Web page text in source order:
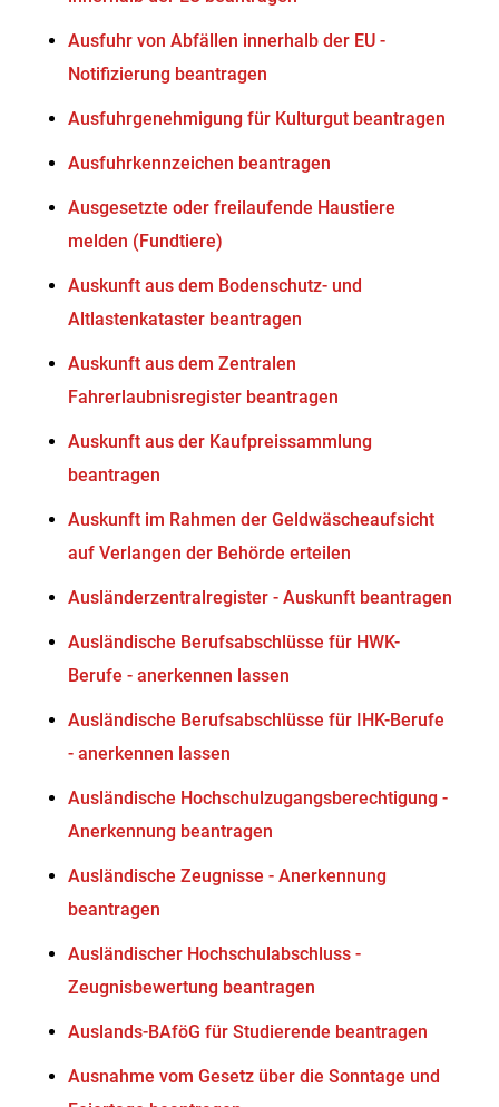
Ausfuhr von Abfällen innerhalb der EU -
Notifizierung beantragen
Ausfuhrgenehmigung für Kulturgut beantragen
Ausfuhrkennzeichen beantragen
Ausgesetzte oder freilaufende Haustiere
melden (Fundtiere)
Auskunft aus dem Bodenschutz- und
Altlastenkataster beantragen
Auskunft aus dem Zentralen
Fahrerlaubnisregister beantragen
Auskunft aus der Kaufpreissammlung
beantragen
Auskunft im Rahmen der Geldwäscheaufsicht
auf Verlangen der Behörde erteilen
Ausländerzentralregister - Auskunft beantragen
Ausländische Berufsabschlüsse für HWK-
Berufe - anerkennen lassen
Ausländische Berufsabschlüsse für IHK-Berufe
- anerkennen lassen
Ausländische Hochschulzugangsberechtigung -
Anerkennung beantragen
Ausländische Zeugnisse - Anerkennung
beantragen
Ausländischer Hochschulabschluss -
Zeugnisbewertung beantragen
Auslands-BAföG für Studierende beantragen
Ausnahme vom Gesetz über die Sonntage und